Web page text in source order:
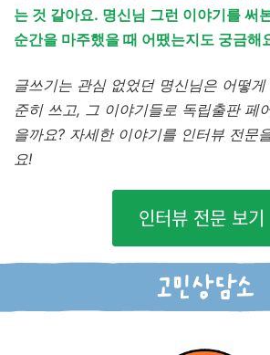
는 것 같아요. 명신님 그런 이야기를 써
순간을 마주했을 때 어땠는지도 궁금해
글쓰기는 관심 없었던 명신님은 어떻
준히 쓰고, 그 이야기들로 독립출판 페
을까요? 자세한 이야기를 인터뷰 전문
요!
인터뷰 전문 보기